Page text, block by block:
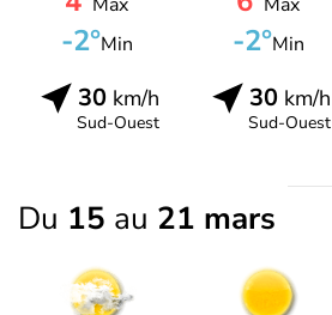
-2°Min
30km/h
Sud-Ouest
-2°Min
30km/h
Sud-Ouest
Du 15 au 21 mars